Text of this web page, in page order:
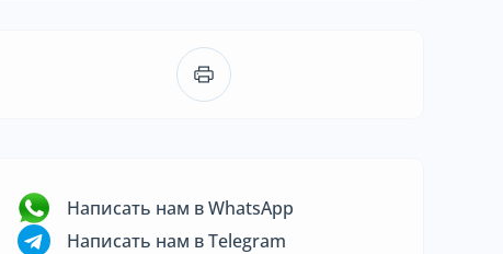
Написать нам в WhatsApp
Написать нам в Telegram